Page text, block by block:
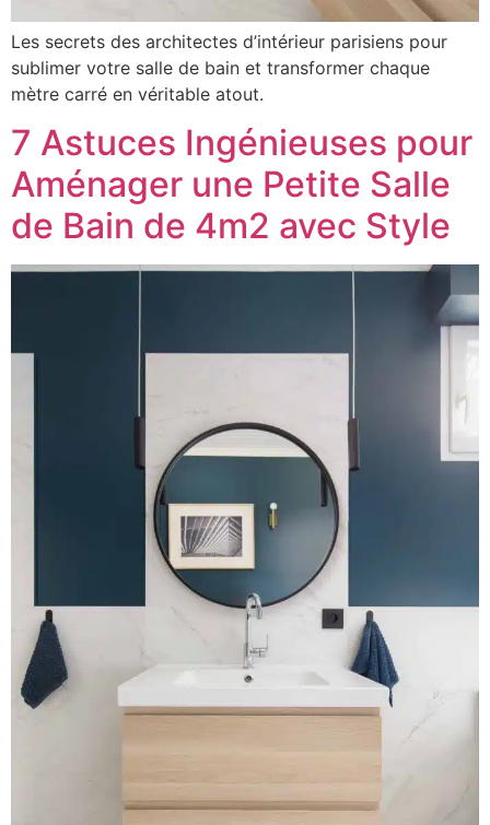
Les secrets des architectes d’intérieur parisiens pour
sublimer votre salle de bain et transformer chaque
mètre carré en véritable atout.
7 Astuces Ingénieuses pour
Aménager une Petite Salle
de Bain de 4m2 avec Style